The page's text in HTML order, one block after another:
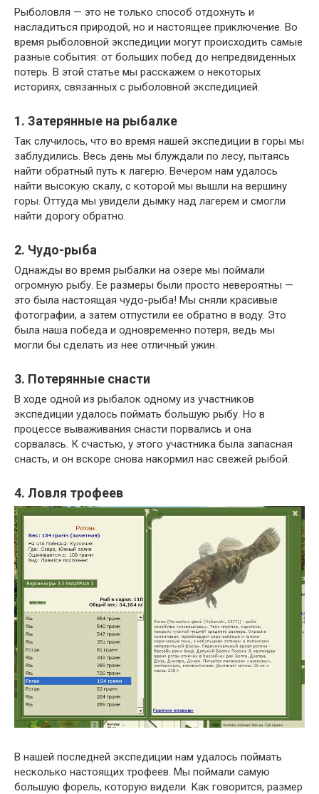
Рыболовля — это не только способ отдохнуть и
насладиться природой, но и настоящее приключение. Во
время рыболовной экспедиции могут происходить самые
разные события: от больших побед до непредвиденных
потерь. В этой статье мы расскажем о некоторых
историях, связанных с рыболовной экспедицией.
1. Затерянные на рыбалке
Так случилось, что во время нашей экспедиции в горы мы
заблудились. Весь день мы блуждали по лесу, пытаясь
найти обратный путь к лагерю. Вечером нам удалось
найти высокую скалу, с которой мы вышли на вершину
горы. Оттуда мы увидели дымку над лагерем и смогли
найти дорогу обратно.
2. Чудо-рыба
Однажды во время рыбалки на озере мы поймали
огромную рыбу. Ее размеры были просто невероятны —
это была настоящая чудо-рыба! Мы сняли красивые
фотографии, а затем отпустили ее обратно в воду. Это
была наша победа и одновременно потеря, ведь мы
могли бы сделать из нее отличный ужин.
3. Потерянные снасти
В ходе одной из рыбалок одному из участников
экспедиции удалось поймать большую рыбу. Но в
процессе вываживания снасти порвались и она
сорвалась. К счастью, у этого участника была запасная
снасть, и он вскоре снова накормил нас свежей рыбой.
4. Ловля трофеев
В нашей последней экспедиции нам удалось поймать
несколько настоящих трофеев. Мы поймали самую
большую форель, которую видели. Как говорится, размер